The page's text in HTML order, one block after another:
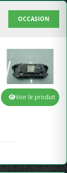
OCCASION
Voir le produit